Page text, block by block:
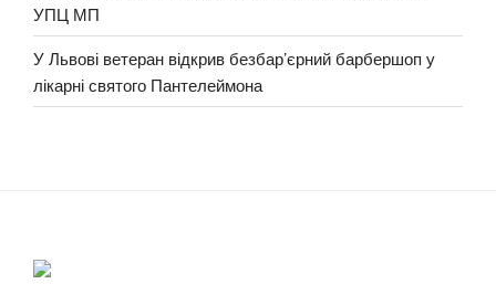
УПЦ МП
У Львові ветеран відкрив безбар’єрний барбершоп у
лікарні святого Пантелеймона